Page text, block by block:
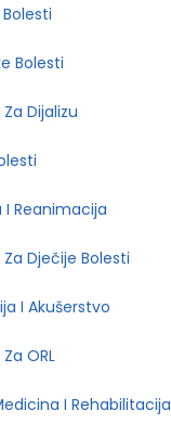
Bolesti
Dijalizu
I Reanimacija
Dječije Bolesti
I Akušerstvo
ORL
I Rehabilitacija